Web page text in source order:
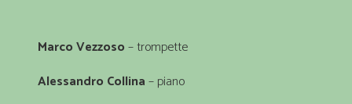
Marco Vezzoso– trompette
Alessandro Collina– piano